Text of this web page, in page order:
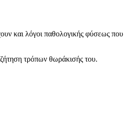
και λόγοι παθολογικής φύσεως που
τρόπων θωράκισής του.